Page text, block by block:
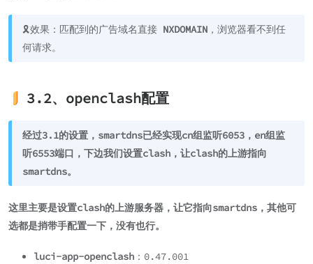
🎗️效果：匹配到的广告域名直接 NXDOMAIN ，浏览器看不到任
何请求。
3.2、openclash配置
经过3.1的设置，smartdns已经实现cn组监听6053，en组监
听6553端口，下边我们设置clash，让clash的上游指向
smartdns。
这里主要是设置clash的上游服务器，让它指向smartdns，其他可
选都是捎带手配置一下，没有也行。
luci-app-openclash ：0.47.001